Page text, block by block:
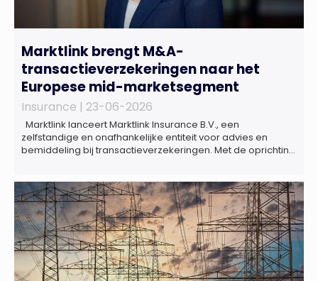
Marktlink brengt M&A-
transactieverzekeringen naar het
Europese mid-marketsegment
Insurance | 23-06-2026
Marktlink lanceert Marktlink Insurance B.V., een
zelfstandige en onafhankelijke entiteit voor advies en
bemiddeling bij transactieverzekeringen. Met de oprichting
overnames verder uit. Naast M&A-advies kunnen
ondernemers, investeerders en dealteams vanaf nu ook
terecht voor ondersteuning op het gebied […]